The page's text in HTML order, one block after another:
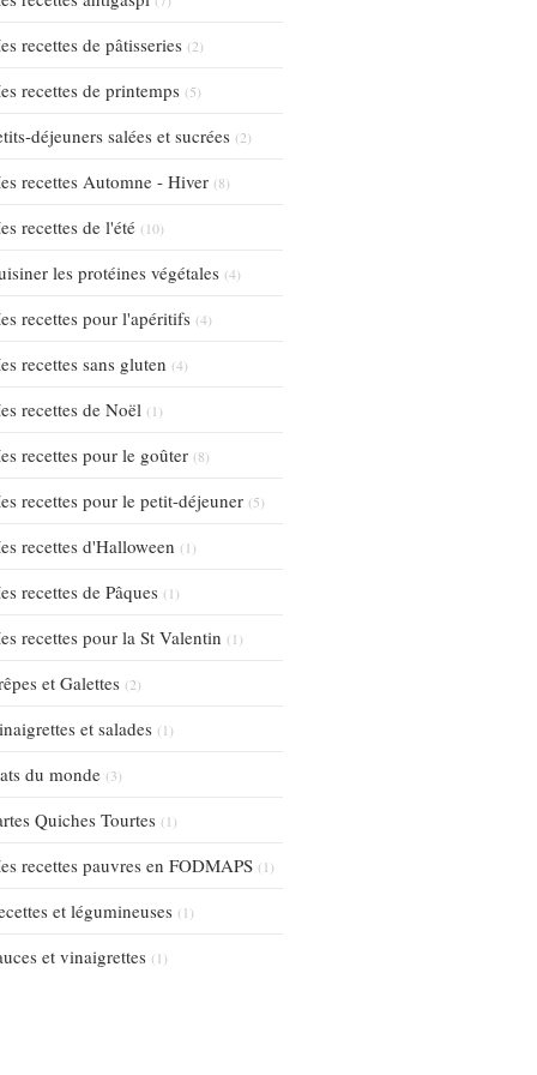
recettes de pâtisseries (2)
recettes de printemps (5)
déjeuners salées et sucrées (2)
recettes Automne - Hiver (8)
recettes de l'été (10)
les protéines végétales (4)
recettes pour l'apéritifs (4)
recettes sans gluten (4)
recettes de Noël (1)
recettes pour le goûter (8)
recettes pour le petit-déjeuner (5)
recettes d'Halloween (1)
recettes de Pâques (1)
recettes pour la St Valentin (1)
et Galettes (2)
et salades (1)
du monde (3)
Quiches Tourtes (1)
recettes pauvres en FODMAPS (1)
et légumineuses (1)
et vinaigrettes (1)